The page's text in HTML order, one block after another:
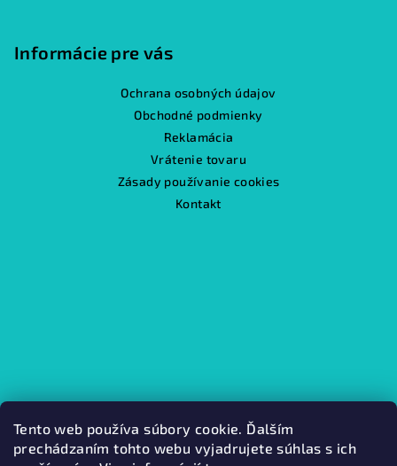
Tento web používa súbory cookie. Ďalším
prechádzaním tohto webu vyjadrujete súhlas s ich
Informácie pre vás
Ochrana osobných údajov
Obchodné podmienky
Reklamácia
Vrátenie tovaru
Zásady používanie cookies
Kontakt